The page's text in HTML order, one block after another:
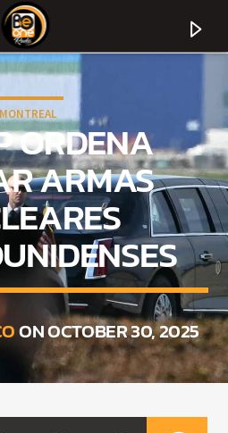
MONTREAL
ORDENA
ARMAS
ON OCTOBER 30, 2025